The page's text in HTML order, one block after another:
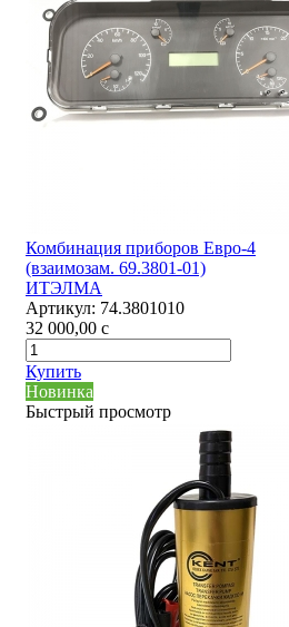
Комбинация приборов Евро-4
(взаимозам. 69.3801-01)
ИТЭЛМА
Артикул: 74.3801010
32 000,00 c
Купить
Новинка
Быстрый просмотр